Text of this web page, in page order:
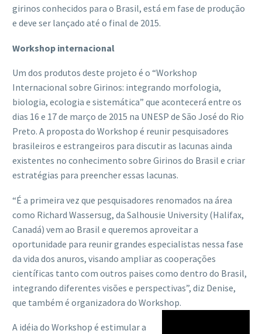
girinos conhecidos para o Brasil, está em fase de produção
e deve ser lançado até o final de 2015.
Workshop internacional
Um dos produtos deste projeto é o “Workshop
Internacional sobre Girinos: integrando morfologia,
biologia, ecologia e sistemática” que acontecerá entre os
dias 16 e 17 de março de 2015 na UNESP de São José do Rio
Preto. A proposta do Workshop é reunir pesquisadores
brasileiros e estrangeiros para discutir as lacunas ainda
existentes no conhecimento sobre Girinos do Brasil e criar
estratégias para preencher essas lacunas.
“É a primeira vez que pesquisadores renomados na área
como Richard Wassersug, da Salhousie University (Halifax,
Canadá) vem ao Brasil e queremos aproveitar a
oportunidade para reunir grandes especialistas nessa fase
da vida dos anuros, visando ampliar as cooperações
científicas tanto com outros paises como dentro do Brasil,
integrando diferentes visões e perspectivas”, diz Denise,
que também é organizadora do Workshop.
A idéia do Workshop é estimular a